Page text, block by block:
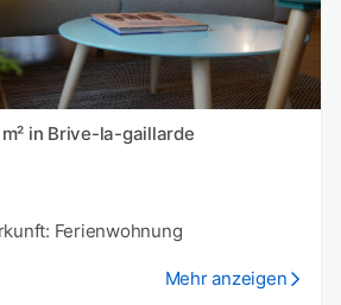
in Brive-la-gaillarde
Ferienwohnung
Mehr anzeigen